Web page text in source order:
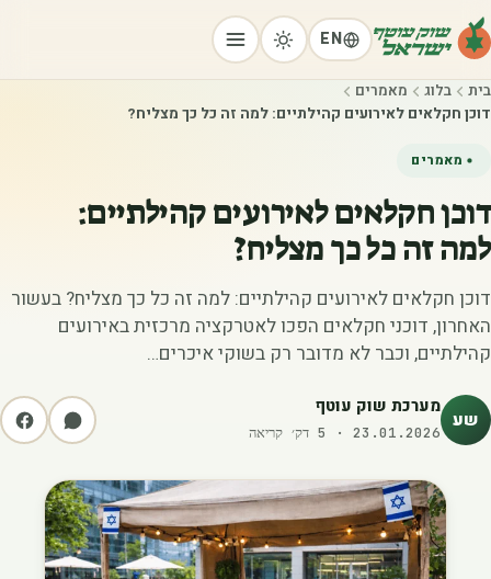
EN
בית בלוג
מאמרים
דוכן חקלאים לאירועים קהילתיים: למה זה כל כך מצליח?
מאמרים
דוכן חקלאים לאירועים קהילתיים:
למה זה כל כך מצליח?
דוכן חקלאים לאירועים קהילתיים: למה זה כל כך מצליח? בעשור
האחרון, דוכני חקלאים הפכו לאטרקציה מרכזית באירועים
קהילתיים, וכבר לא מדובר רק בשוקי איכרים…
שע מערכת שוק עוטף
23.01.2026
·
5 דק׳ קריאה